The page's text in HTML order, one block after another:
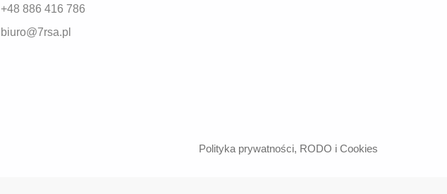
+48 886 416 786
biuro@7rsa.pl
Polityka prywatności, RODO i Cookies